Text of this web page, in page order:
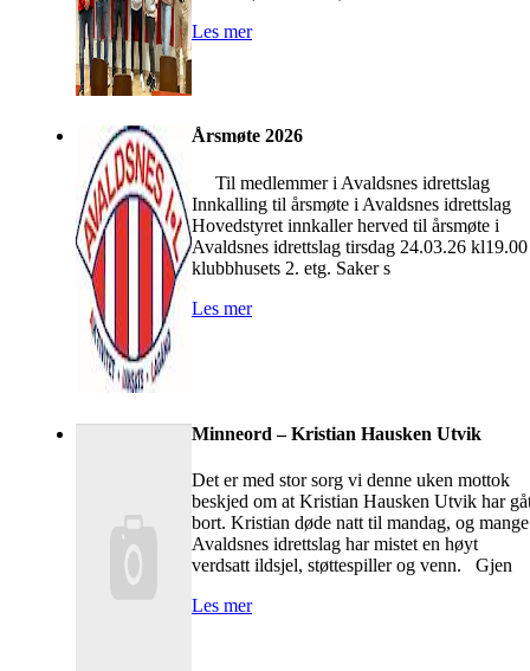
Les mer
Årsmøte 2026
Til medlemmer i Avaldsnes idrettslag
Innkalling til årsmøte i Avaldsnes idrettslag
Hovedstyret innkaller herved til årsmøte i
Avaldsnes idrettslag tirsdag 24.03.26
klubbhusets 2. etg. Saker s
Les mer
Minneord – Kristian Hausken Utvik
Det er med stor sorg vi denne uken mottok
beskjed om at Kristian Hausken Utvik har
bort. Kristian døde natt til mandag, og
Avaldsnes idrettslag har mistet en høyt
verdsatt ildsjel, støttespiller og venn. Gjen
Les mer